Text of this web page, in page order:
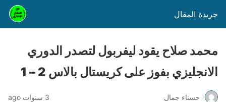
جريدة المقال
محمد صلاح يقود ليفربول لتصدر الدوري
الانجليزي بفوز على كريستال بالاس 2 – 1
حسناء جمال 3 سنوات ago